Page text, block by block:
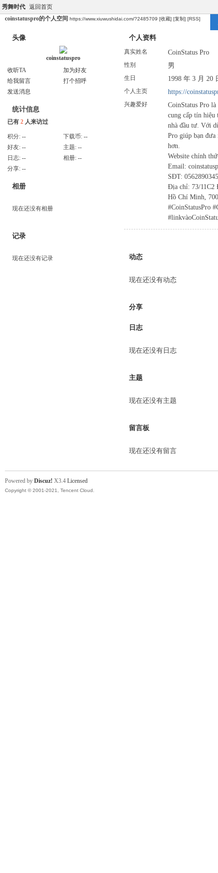
秀舞时代 返回首页
coinstatuspro的个人空间 https://www.xiuwushidai.com/?2485709 [收藏] [复制] [RSS]
头像
coinstatuspro
收听TA
加为好友
给我留言
打个招呼
发送消息
统计信息
已有 2 人来访过
积分: -- 下载币: --
好友: -- 主题: --
日志: -- 相册: --
分享: --
相册
现在还没有相册
记录
现在还没有记录
个人资料
真实姓名 CoinStatus Pro
性别 男
生日 1998 年 3 月 20
个人主页 https://
兴趣爱好
CoinStatus Pro
cung cấp tín hiệu
nhà đầu tư. Với
Pro giúp bạn đưa
hơn.
Website chính
Email:
SĐT: 0562890345
Địa chỉ: 73/11C2
Hồ Chí Minh,
#CoinStatusPro
动态
现在还没有动态
分享
日志
现在还没有日志
主题
现在还没有主题
留言板
现在还没有留言
Powered by Discuz! X3.4 Licensed
Copyright © 2001-2021, Tencent Cloud.